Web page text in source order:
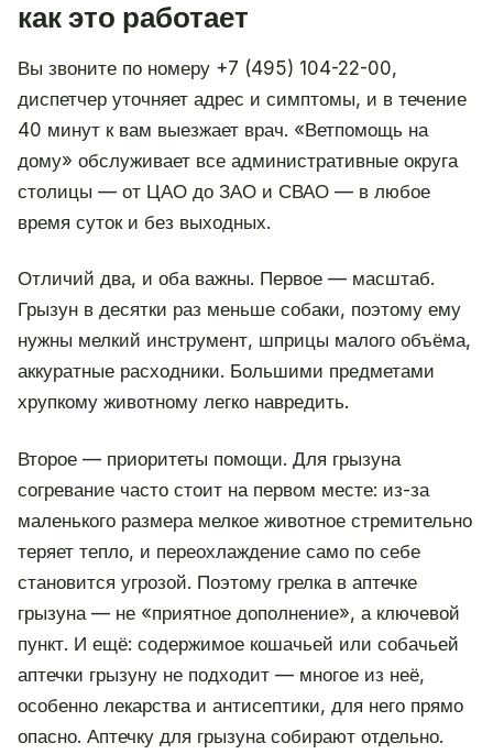
как это работает
Вы звоните по номеру +7 (495) 104-22-00,
диспетчер уточняет адрес и симптомы, и в течение
40 минут к вам выезжает врач. «Ветпомощь на
дому» обслуживает все административные округа
столицы — от ЦАО до ЗАО и СВАО — в любое
время суток и без выходных.
Отличий два, и оба важны. Первое — масштаб.
Грызун в десятки раз меньше собаки, поэтому ему
нужны мелкий инструмент, шприцы малого объёма,
аккуратные расходники. Большими предметами
хрупкому животному легко навредить.
Второе — приоритеты помощи. Для грызуна
согревание часто стоит на первом месте: из-за
маленького размера мелкое животное стремительно
теряет тепло, и переохлаждение само по себе
становится угрозой. Поэтому грелка в аптечке
грызуна — не «приятное дополнение», а ключевой
пункт. И ещё: содержимое кошачьей или собачьей
аптечки грызуну не подходит — многое из неё,
особенно лекарства и антисептики, для него прямо
опасно. Аптечку для грызуна собирают отдельно.